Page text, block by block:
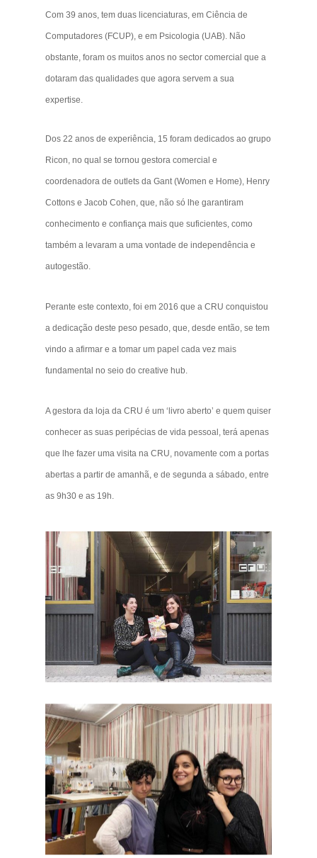
Com 39 anos, tem duas licenciaturas, em Ciência de
Computadores (FCUP), e em Psicologia (UAB). Não
obstante, foram os muitos anos no sector comercial que a
dotaram das qualidades que agora servem a sua
expertise.
Dos 22 anos de experiência, 15 foram dedicados ao grupo
Ricon, no qual se tornou gestora comercial e
coordenadora de outlets da Gant (Women e Home), Henry
Cottons e Jacob Cohen, que, não só lhe garantiram
conhecimento e confiança mais que suficientes, como
também a levaram a uma vontade de independência e
autogestão.
Perante este contexto, foi em 2016 que a CRU conquistou
a dedicação deste peso pesado, que, desde então, se tem
vindo a afirmar e a tomar um papel cada vez mais
fundamental no seio do creative hub.
A gestora da loja da CRU é um ‘livro aberto’ e quem quiser
conhecer as suas peripécias de vida pessoal, terá apenas
que lhe fazer uma visita na CRU, novamente com a portas
abertas a partir de amanhã, e de segunda a sábado, entre
as 9h30 e as 19h.